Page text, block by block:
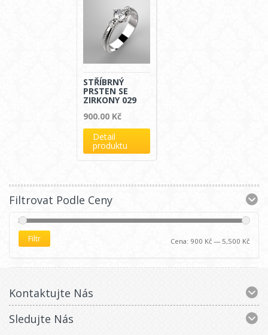
STŘÍBRNÝ
PRSTEN SE
ZIRKONY 029
900.00 Kč
Detail
produktu
Filtrovat Podle Ceny
Filtr Cena: 900 Kč — 5,500 Kč
Kontaktujte Nás
Sledujte Nás